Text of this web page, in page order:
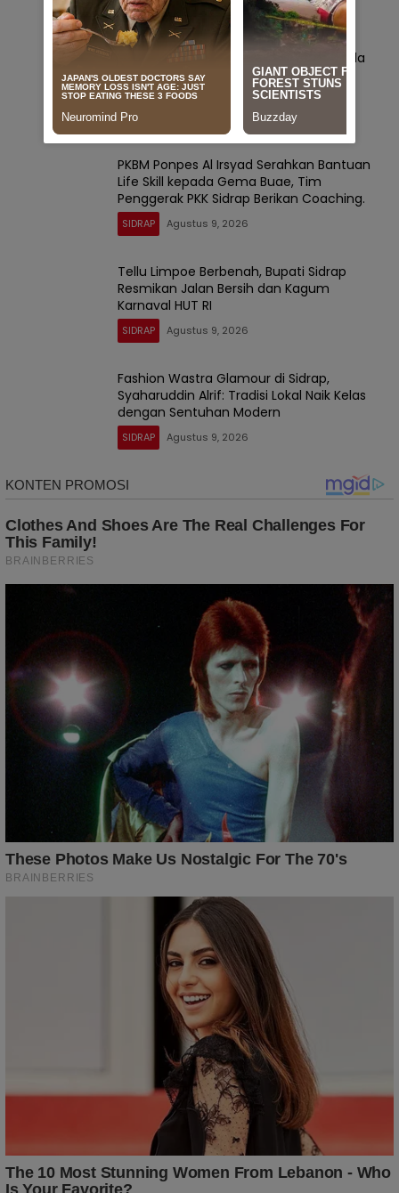
SIDRAP Agustus 9, 2026
KONI Sidrap Bangkit Berprestasi, Rakerda
2026 Jadi Momentum Kebangkitan
Olahraga
SIDRAP
PKBM Ponpes Al Irsyad Serahkan Bantuan
Life Skill kepada Gema Buae, Tim
Penggerak PKK Sidrap Berikan Coaching.
SIDRAP Agustus 9, 2026
Tellu Limpoe Berbenah, Bupati Sidrap
Resmikan Jalan Bersih dan Kagum
Karnaval HUT RI
SIDRAP Agustus 9, 2026
Fashion Wastra Glamour di Sidrap,
Syaharuddin Alrif: Tradisi Lokal Naik Kelas
dengan Sentuhan Modern
SIDRAP Agustus 9, 2026